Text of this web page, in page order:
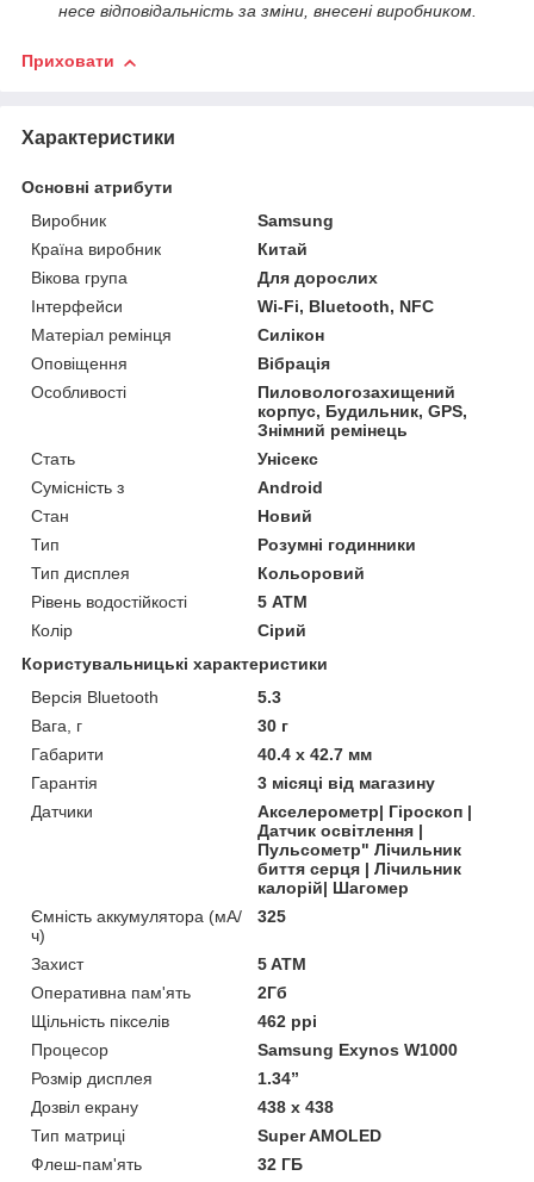
несе відповідальність за зміни, внесені виробником.
Приховати
Характеристики
Основні атрибути
Виробник
Samsung
Країна виробник
Китай
Вікова група
Для дорослих
Інтерфейси
Wi-Fi, Bluetooth, NFC
Матеріал ремінця
Силікон
Оповіщення
Вібрація
Особливості
Пиловологозахищений
корпус, Будильник, GPS,
Знімний ремінець
Стать
Унісекс
Сумісність з
Android
Стан
Новий
Тип
Розумні годинники
Тип дисплея
Кольоровий
Рівень водостійкості
5 АТМ
Колір
Сірий
Користувальницькі характеристики
Версія Bluetooth
5.3
Вага, г
30 г
Габарити
40.4 x 42.7 мм
Гарантія
3 місяці від магазину
Датчики
Акселерометр| Гіроскоп |
Датчик освітлення |
Пульсометр" Лічильник
биття серця | Лічильник
калорій| Шагомер
Ємність аккумулятора (мА/
ч)
325
Захист
5 ATM
Оперативна пам'ять
2Гб
Щільність пікселів
462 ppi
Процесор
Samsung Exynos W1000
Розмір дисплея
1.34”
Дозвіл екрану
438 х 438
Тип матриці
Super AMOLED
Флеш-пам'ять
32 ГБ